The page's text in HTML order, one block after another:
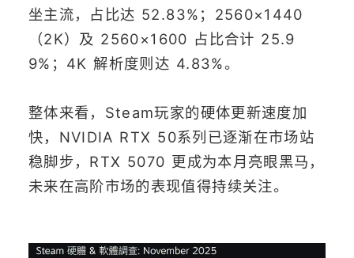
坐主流，占比达 52.83%；2560×1440
（2K）及 2560×1600 占比合计 25.9
9%；4K 解析度则达 4.83%。
整体来看，Steam玩家的硬体更新速度加
快，NVIDIA RTX 50系列已逐渐在市场站
稳脚步，RTX 5070 更成为本月亮眼黑马，
未来在高阶市场的表现值得持续关注。